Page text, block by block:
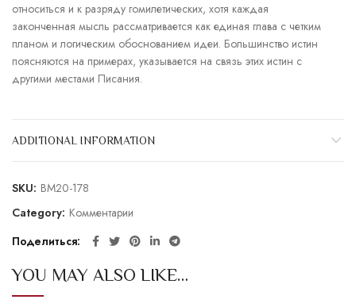
относиться и к разряду гомилетических, хотя каждая
законченная мысль рассматривается как единая глава с четким
планом и логическим обоснованием идеи. Большинство истин
поясняются на примерах, указывается на связь этих истин с
другими местами Писания.
ADDITIONAL INFORMATION
SKU: BM20-178
Category: Комментарии
Поделиться
YOU MAY ALSO LIKE…